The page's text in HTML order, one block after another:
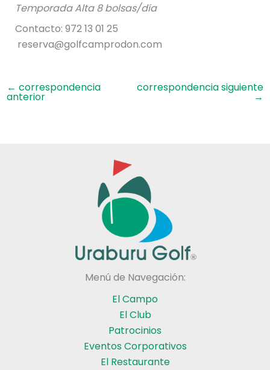
Temporada Alta 8 bolsas/día
Contacto: 972 13 01 25
reserva@golfcamprodon.com
← correspondencia
anterior
correspondencia siguiente
→
Menú de Navegación:
El Campo
El Club
Patrocinios
Eventos Corporativos
El Restaurante